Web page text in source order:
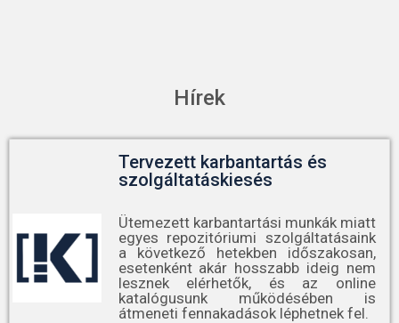
Hírek
Tervezett karbantartás és
szolgáltatáskiesés
Ütemezett karbantartási munkák miatt
egyes repozitóriumi szolgáltatásaink
a következő hetekben időszakosan,
esetenként akár hosszabb ideig nem
lesznek elérhetők, és az online
katalógusunk működésében is
átmeneti fennakadások léphetnek fel.